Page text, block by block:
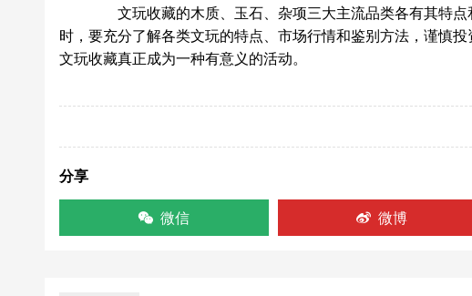
文玩收藏的木质、玉石、杂项三大主流品类各有其特点
时，要充分了解各类文玩的特点、市场行情和鉴别方法，谨慎
文玩收藏真正成为一种有意义的活动。
分享
微信
微博